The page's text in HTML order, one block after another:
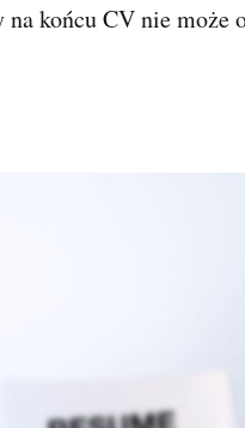
na końcu CV nie może